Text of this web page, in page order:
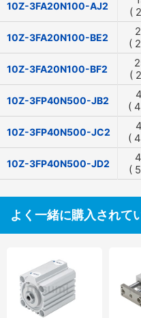
10Z-3FA20N100-AJ2
(
10Z-3FA20N100-BE2
(
10Z-3FA20N100-BF2
(
10Z-3FP40N500-JB2
(
10Z-3FP40N500-JC2
(
10Z-3FP40N500-JD2
(
よく一緒に購入されて